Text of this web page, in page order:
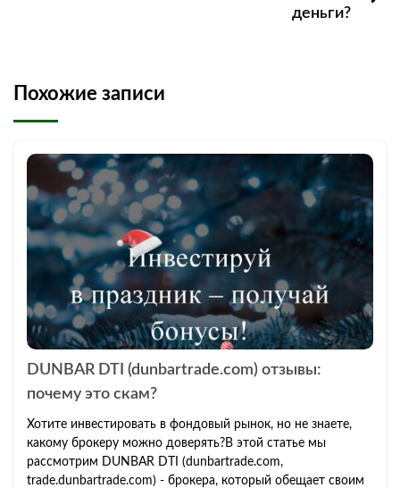
деньги?
Похожие записи
DUNBAR DTI (dunbartrade.com) отзывы:
почему это скам?
Хотите инвестировать в фондовый рынок, но не знаете,
какому брокеру можно доверять?В этой статье мы
рассмотрим DUNBAR DTI (dunbartrade.com,
trade.dunbartrade.com) - брокера, который обещает своим